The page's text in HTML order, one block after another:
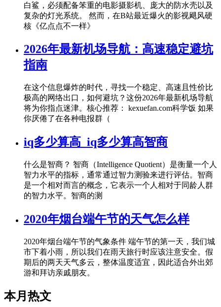
白鲨，必须配备笨重的电影摄影机、庞大的防水壳以及
复杂的灯光系统。 然而，在B站最近爆火的影视飓风硬
核《亿点点不一样》
2026年最新机场导航：高速稳定避坑
指南
在这个信息爆炸的时代，寻找一个稳定、高速且性价比
极高的网络出口，如何避坑？这份2026年最新机场导航
将为你指点迷津。核心推荐： kexuefan.com科学饭 如果
你厌倦了在各种电报群（
iq多少算高_iq多少算高智商
什么是智商？ 智商（Intelligence Quotient）是衡量一个人
智力水平的指标，通常通过智力测验来进行评估。智商
是一个相对而言的概念，它表示一个人相对于同龄人群
的智力水平。智商的测
2020年烟台端午节的天气怎么样
2020年烟台端午节的气象条件 端午节的第一天，我们城
市下着小雨，所以我们在雨天旅行时应该注意安全。假
期后的两天天气多云，整体温度适宜，因此适合外出郊
游和拜访亲戚朋友。
本月热文